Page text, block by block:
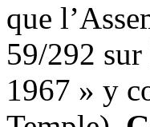
que
59/292
1967 » y